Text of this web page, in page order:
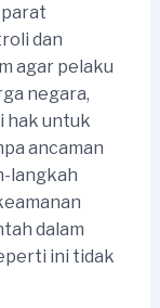
dan
agar pelaku
negara,
hak untuk
ancaman
langkah
dalam
ini tidak